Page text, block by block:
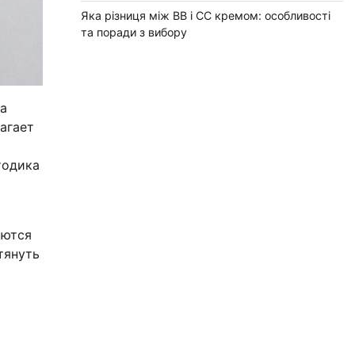
Яка різниця між BB і CC кремом: особливості
та поради з вибору